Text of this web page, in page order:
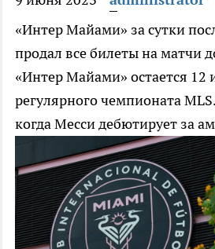
«Интер Майами» за сутки
продал все билеты на матчи
«Интер Майами» остается 12
регулярного чемпионата
когда Месси дебютирует за